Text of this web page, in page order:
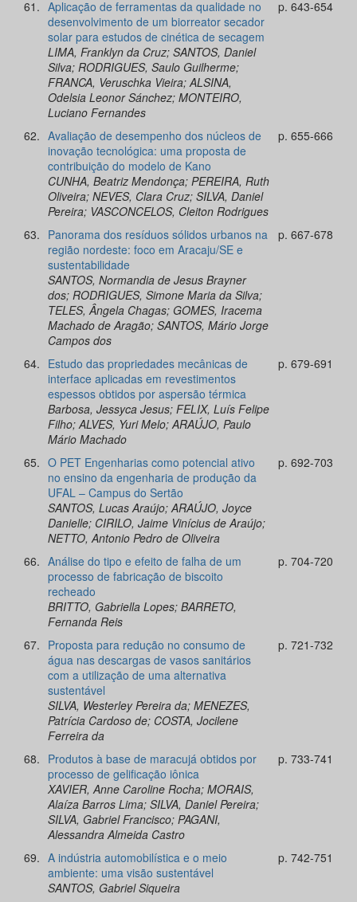
61. Aplicação de ferramentas da qualidade no
desenvolvimento de um biorreator secador
solar para estudos de cinética de secagem
LIMA, Franklyn da Cruz; SANTOS, Daniel
Silva; RODRIGUES, Saulo Guilherme;
FRANCA, Veruschka Vieira; ALSINA,
Odelsia Leonor Sánchez; MONTEIRO,
Luciano Fernandes
p. 643-654
62. Avaliação de desempenho dos núcleos de
inovação tecnológica: uma proposta de
contribuição do modelo de Kano
CUNHA, Beatriz Mendonça; PEREIRA, Ruth
Oliveira; NEVES, Clara Cruz; SILVA, Daniel
Pereira; VASCONCELOS, Cleiton Rodrigues
p. 655-666
63. Panorama dos resíduos sólidos urbanos na
região nordeste: foco em Aracaju/SE e
sustentabilidade
SANTOS, Normandia de Jesus Brayner
dos; RODRIGUES, Simone Maria da Silva;
TELES, Ângela Chagas; GOMES, Iracema
Machado de Aragão; SANTOS, Mário Jorge
Campos dos
p. 667-678
64. Estudo das propriedades mecânicas de
interface aplicadas em revestimentos
espessos obtidos por aspersão térmica
Barbosa, Jessyca Jesus; FELIX, Luís Felipe
Filho; ALVES, Yuri Melo; ARAÚJO, Paulo
Mário Machado
p. 679-691
65. O PET Engenharias como potencial ativo
no ensino da engenharia de produção da
UFAL – Campus do Sertão
SANTOS, Lucas Araújo; ARAÚJO, Joyce
Danielle; CIRILO, Jaime Vinícius de Araújo;
NETTO, Antonio Pedro de Oliveira
p. 692-703
66. Análise do tipo e efeito de falha de um
processo de fabricação de biscoito
recheado
BRITTO, Gabriella Lopes; BARRETO,
Fernanda Reis
p. 704-720
67. Proposta para redução no consumo de
água nas descargas de vasos sanitários
com a utilização de uma alternativa
sustentável
SILVA, Westerley Pereira da; MENEZES,
Patrícia Cardoso de; COSTA, Jocilene
Ferreira da
p. 721-732
68. Produtos à base de maracujá obtidos por
processo de gelificação iônica
XAVIER, Anne Caroline Rocha; MORAIS,
Alaíza Barros Lima; SILVA, Daniel Pereira;
SILVA, Gabriel Francisco; PAGANI,
Alessandra Almeida Castro
p. 733-741
69. A indústria automobilística e o meio
ambiente: uma visão sustentável
SANTOS, Gabriel Siqueira
p. 742-751